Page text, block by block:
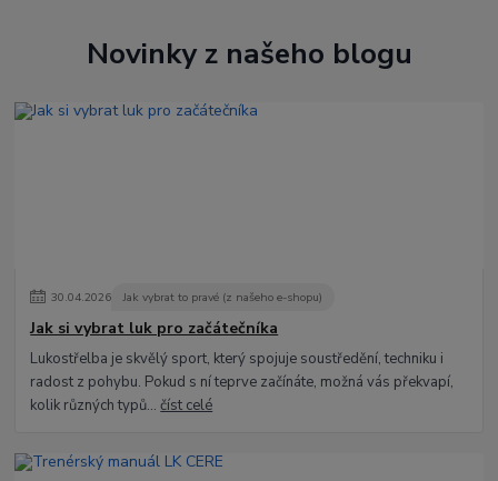
Novinky z našeho blogu
30.04.2026 Jak vybrat to pravé (z našeho e-shopu)
Jak si vybrat luk pro začátečníka
Lukostřelba je skvělý sport, který spojuje soustředění, techniku i
radost z pohybu. Pokud s ní teprve začínáte, možná vás překvapí,
kolik různých typů...číst celé